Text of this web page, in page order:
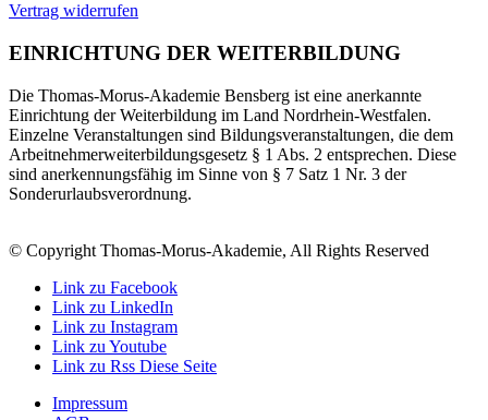
Vertrag widerrufen
EINRICHTUNG DER WEITERBILDUNG
Die Thomas-Morus-Akademie Bensberg ist eine anerkannte
Einrichtung der Weiterbildung im Land Nordrhein-Westfalen.
Einzelne Veranstaltungen sind Bildungsveranstaltungen, die dem
Arbeitnehmerweiterbildungsgesetz § 1 Abs. 2 entsprechen. Diese
sind anerkennungsfähig im Sinne von § 7 Satz 1 Nr. 3 der
Sonderurlaubsverordnung.
© Copyright Thomas-Morus-Akademie, All Rights Reserved
Link zu Facebook
Link zu LinkedIn
Link zu Instagram
Link zu Youtube
Link zu Rss Diese Seite
Impressum